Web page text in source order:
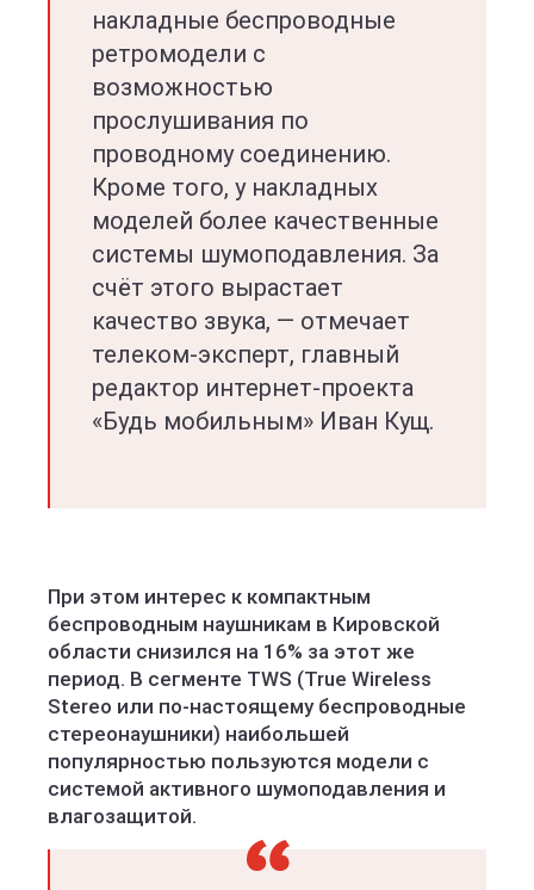
накладные беспроводные
ретромодели с
возможностью
прослушивания по
проводному соединению.
Кроме того, у накладных
моделей более качественные
системы шумоподавления. За
счёт этого вырастает
качество звука, — отмечает
телеком-эксперт, главный
редактор интернет-проекта
«Будь мобильным» Иван Кущ.
При этом интерес к компактным
беспроводным наушникам в Кировской
области снизился на 16% за этот же
период. В сегменте TWS (True Wireless
Stereo или по-настоящему беспроводные
стереонаушники) наибольшей
популярностью пользуются модели с
системой активного шумоподавления и
влагозащитой.